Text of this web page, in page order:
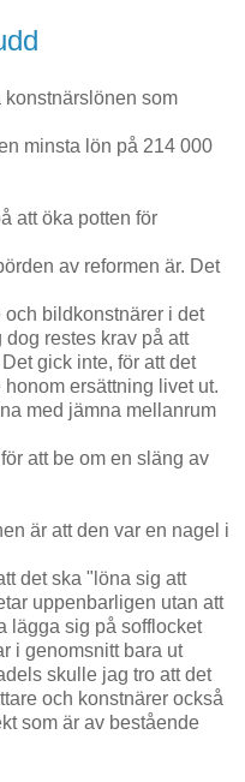
konstnärslönen som
minsta lön på 214 000
att öka potten för
av reformen är. Det
bildkonstnärer i det
restes krav på att
gick inte, för att det
ersättning livet ut.
med jämna mellanrum
att be om en släng av
är att den var en nagel i
det ska "löna sig att
uppenbarligen utan att
lägga sig på sofflocket
i genomsnitt bara ut
skulle jag tro att det
och konstnärer också
som är av bestående